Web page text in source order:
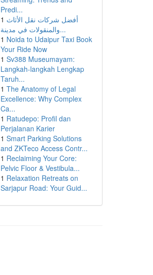
Predi...
1 أفضل شركات نقل الأثاث
والمنقولات في مدينة...
1 Noida to Udaipur Taxi Book
Your Ride Now
1 Sv388 Museumayam:
Langkah-langkah Lengkap
Taruh...
1 The Anatomy of Legal
Excellence: Why Complex
Ca...
1 Ratudepo: Profil dan
Perjalanan Karier
1 Smart Parking Solutions
and ZKTeco Access Contr...
1 Reclaiming Your Core:
Pelvic Floor & Vestibula...
1 Relaxation Retreats on
Sarjapur Road: Your Guid...